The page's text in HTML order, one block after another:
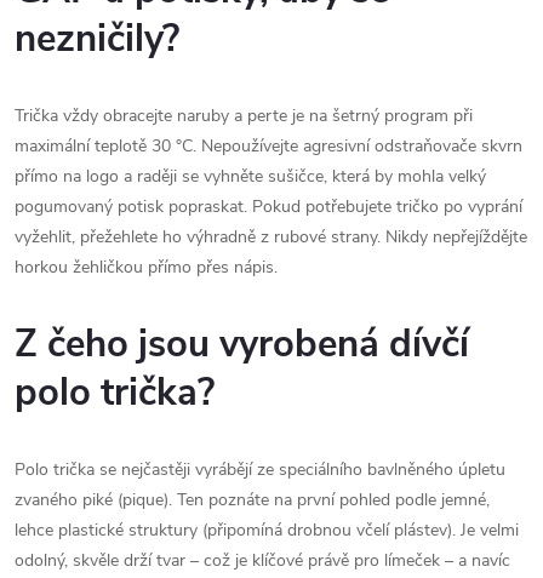
nezničily?
Trička vždy obracejte naruby a perte je na šetrný program při
maximální teplotě 30 °C. Nepoužívejte agresivní odstraňovače skvrn
přímo na logo a raději se vyhněte sušičce, která by mohla velký
pogumovaný potisk popraskat. Pokud potřebujete tričko po vyprání
vyžehlit, přežehlete ho výhradně z rubové strany. Nikdy nepřejíždějte
horkou žehličkou přímo přes nápis.
Z čeho jsou vyrobená dívčí
polo trička?
Polo trička se nejčastěji vyrábějí ze speciálního bavlněného úpletu
zvaného piké (pique). Ten poznáte na první pohled podle jemné,
lehce plastické struktury (připomíná drobnou včelí plástev). Je velmi
odolný, skvěle drží tvar – což je klíčové právě pro límeček – a navíc